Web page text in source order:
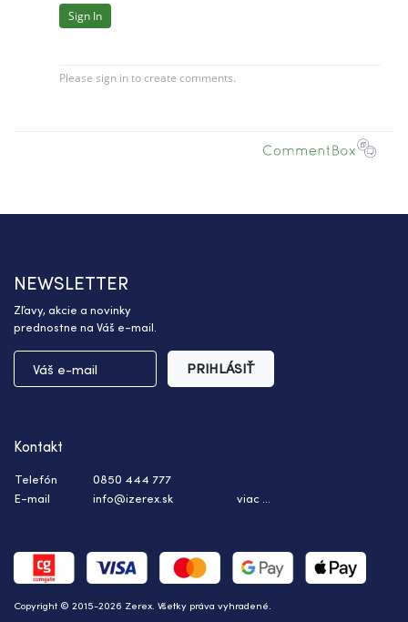
NEWSLETTER
Zľavy, akcie a novinky
prednostne na Váš e-mail.
PRIHLÁSIŤ
Copyright © 2015-2026 Zerex. Všetky práva vyhradené.
Kontakt
Telefón
0850 444 777
E-mail
info@izerex.sk viac ...